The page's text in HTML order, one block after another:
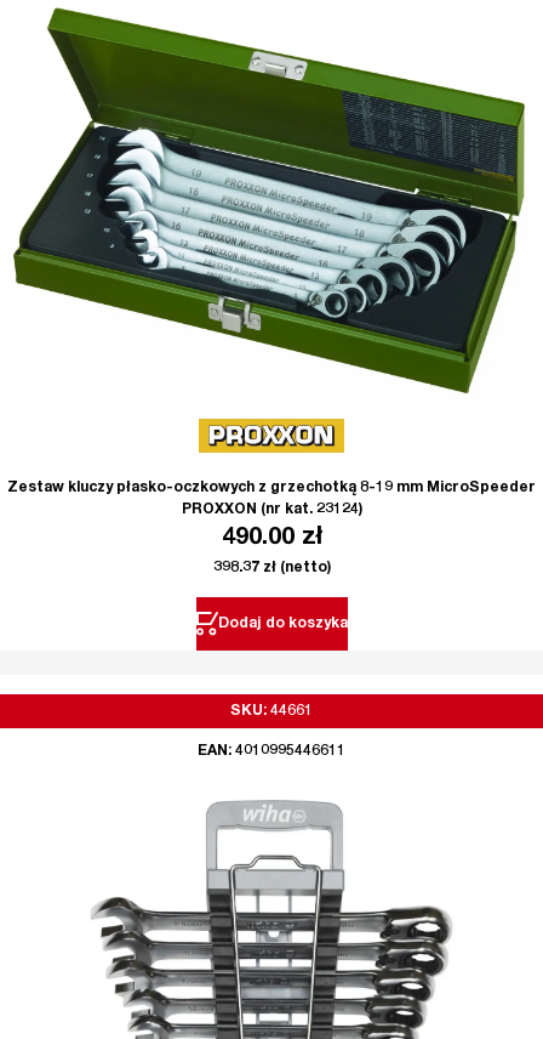
Zestaw kluczy płasko-oczkowych z grzechotką 8-19 mm MicroSpeeder
PROXXON (nr kat. 23124)
490.00 zł
398.37 zł(netto)
Dodaj do koszyka
SKU: 44661
EAN: 4010995446611